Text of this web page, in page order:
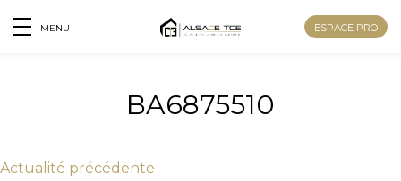
MENU ESPACE PRO
BA6875510
Actualité précédente